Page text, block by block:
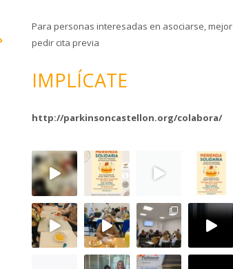
Para personas interesadas en asociarse, mejor
pedir cita previa
IMPLÍCATE
http://parkinsoncastellon.org/colabora/